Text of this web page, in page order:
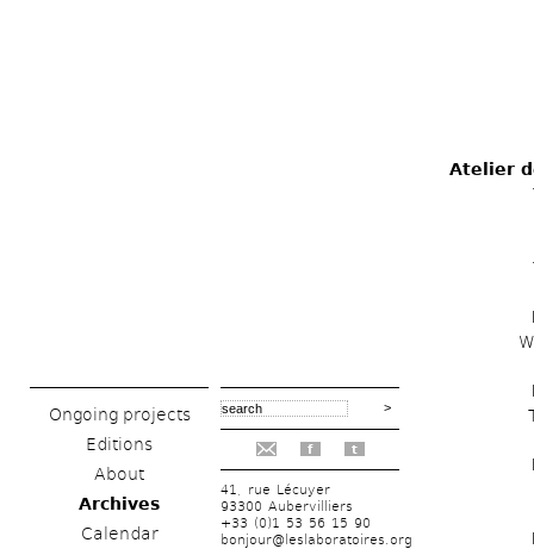
Ongoing projects
Editions
About
Archives
Calendar
f t
41, rue Lécuyer
93300 Aubervilliers
+33 (0)1 53 56 15 90
bonjour@leslaboratoires.org
Atelier